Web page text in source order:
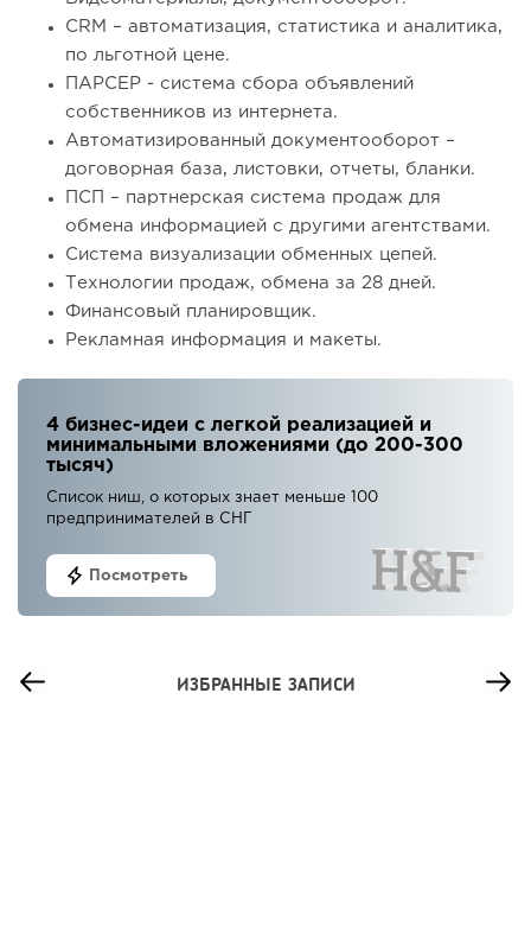
CRM – автоматизация, статистика и аналитика,
по льготной цене.
ПАРСЕР - система сбора объявлений
собственников из интернета.
Автоматизированный документооборот –
договорная база, листовки, отчеты, бланки.
ПСП – партнерская система продаж для
обмена информацией с другими агентствами.
Система визуализации обменных цепей.
Технологии продаж, обмена за 28 дней.
Финансовый планировщик.
Рекламная информация и макеты.
4 бизнес-идеи с легкой реализацией и
минимальными вложениями (до 200-300
тысяч)
Список ниш, о которых знает меньше 100
предпринимателей в СНГ
Посмотреть
ИЗБРАННЫЕ ЗАПИСИ